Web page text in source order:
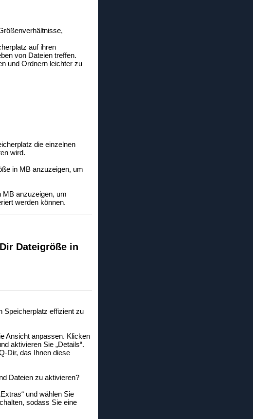
auf ihren
von Dateien treffen.
und Ordnern leichter zu
die einzelnen
wird.
in MB anzuzeigen, um
MB anzuzeigen, um
werden können.
Dateigröße in
Speicherplatz effizient zu
Ansicht anpassen. Klicken
aktivieren Sie „Details“.
Dir, das Ihnen diese
Dateien zu aktivieren?
und wählen Sie
sodass Sie eine